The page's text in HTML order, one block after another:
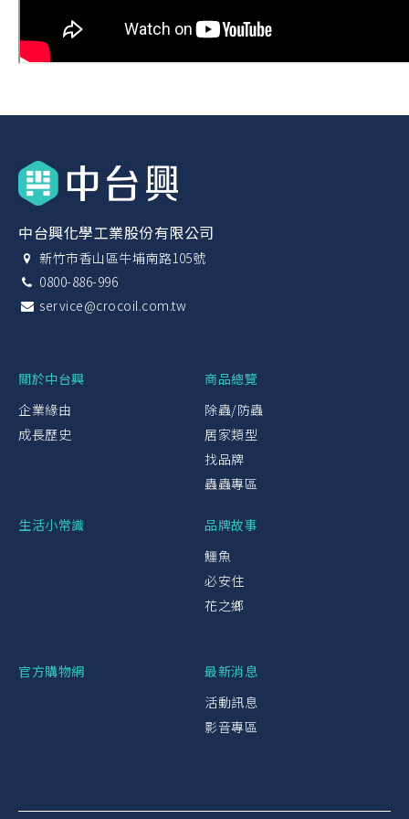
中台興化學工業股份有限公司
新竹市香山區牛埔南路105號
0800-886-996
service@crocoil.com.tw
關於中台興
企業緣由
成長歷史
商品總覽
除蟲/防蟲
居家類型
找品牌
蟲蟲專區
生活小常識
品牌故事
鱷魚
必安住
花之鄉
官方購物網
最新消息
活動訊息
影音專區